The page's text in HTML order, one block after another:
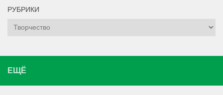
РУБРИКИ
Рубрики
ЕЩЁ